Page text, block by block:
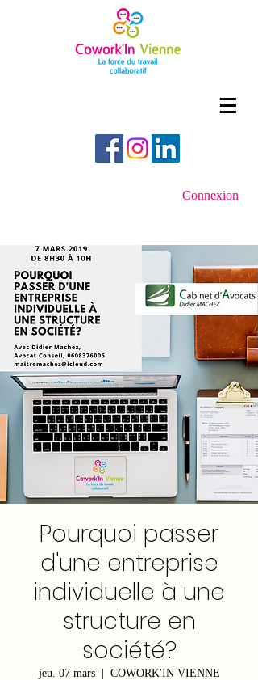
Connexion
Pourquoi passer
d'une entreprise
individuelle à une
structure en
société?
jeu. 07 mars
  |
COWORK'IN VIENNE